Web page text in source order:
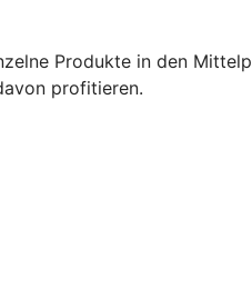
Produkte in den
profitieren.